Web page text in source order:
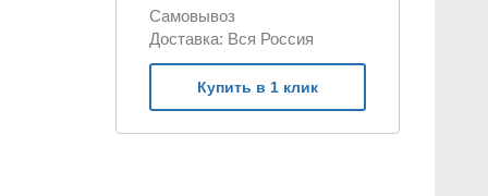
Самовывоз
Доставка: Вся Россия
Купить в 1 клик